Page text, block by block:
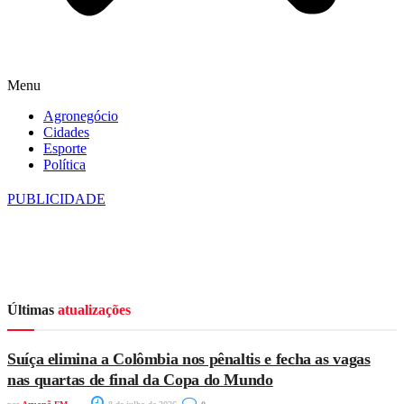
Menu
Agronegócio
Cidades
Esporte
Política
PUBLICIDADE
Últimas atualizações
Suíça elimina a Colômbia nos pênaltis e fecha as vagas
nas quartas de final da Copa do Mundo